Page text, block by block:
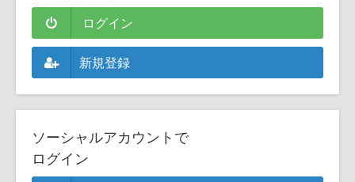
ログイン
新規登録
ソーシャルアカウントで
ログイン